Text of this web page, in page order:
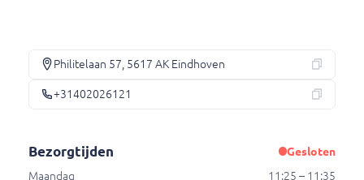
Zaterdag
Gesloten
Philitelaan 57, 5617 AK Eindhoven
+31402026121
Bezorgtijden
Gesloten
Maandag
11:25 – 11:35